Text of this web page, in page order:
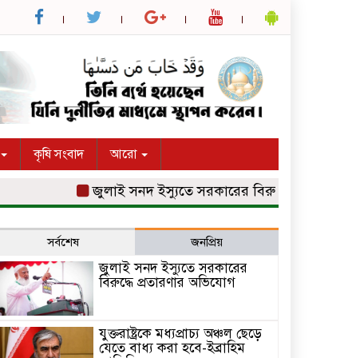
কৃষি সংবাদ আরো
জুলাই সনদ ইস্যুতে সরকারের বিরুদ্ধে প্রতারণার
সর্বশেষ জনপ্রিয়
জুলাই সনদ ইস্যুতে সরকারের
বিরুদ্ধে প্রতারণার অভিযোগ
যুক্তরাষ্ট্রকে মধ্যপ্রাচ্য অঞ্চল ছেড়ে
যেতে বাধ্য করা হবে-ইব্রাহিম